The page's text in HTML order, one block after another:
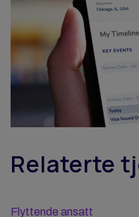
Relaterte
Flyttende ansatt